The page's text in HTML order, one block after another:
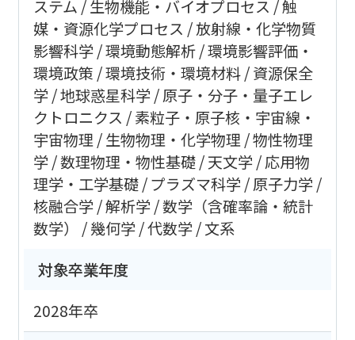
ステム
生物機能・バイオプロセス
触
媒・資源化学プロセス
放射線・化学物質
影響科学 環境動態解析 環境影響評価・
環境政策 環境技術・環境材料 資源保全
学 地球惑星科学 原子・分子・量子エレ
クトロニクス
素粒子・原子核・宇宙線・
宇宙物理 生物物理・化学物理 物性物理
学 数理物理・物性基礎 天文学 応用物
理学・工学基礎 プラズマ科学 原子力学
核融合学 解析学 数学（含確率論・統計
数学）
幾何学 代数学 文系
対象卒業年度
2028年卒